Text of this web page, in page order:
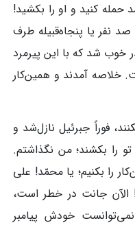
کنید و او را بکشید!
نفر یا پنجاه‌قبیله طرف
شد که با این پیرمرد
خلاصه آمدند و همین‌کار
فوراً جبرئیل نازل‌شد و
را بکشند؛ من نگذاشتم.
را بکنیم؛ یا محمّد! علی
الآن جانت در خطر است،
خودش پیامبر